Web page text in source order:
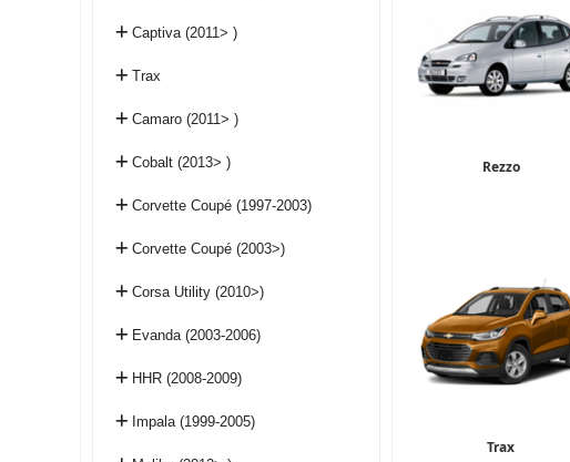
Captiva (2011> )
Trax
Camaro (2011> )
Cobalt (2013> )
Corvette Coupé (1997-2003)
Corvette Coupé (2003>)
Corsa Utility (2010>)
Evanda (2003-2006)
HHR (2008-2009)
Impala (1999-2005)
Rezzo
Trax